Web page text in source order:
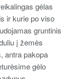
gėlas
ir kurie po viso
gruntinis
į žemės
antra pakopa
gėlo